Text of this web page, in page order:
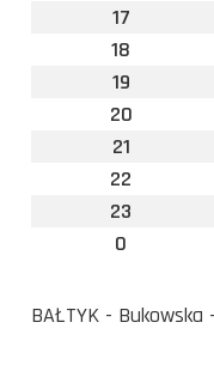
17
18
19
20
21
22
23
0
BAŁTYK -